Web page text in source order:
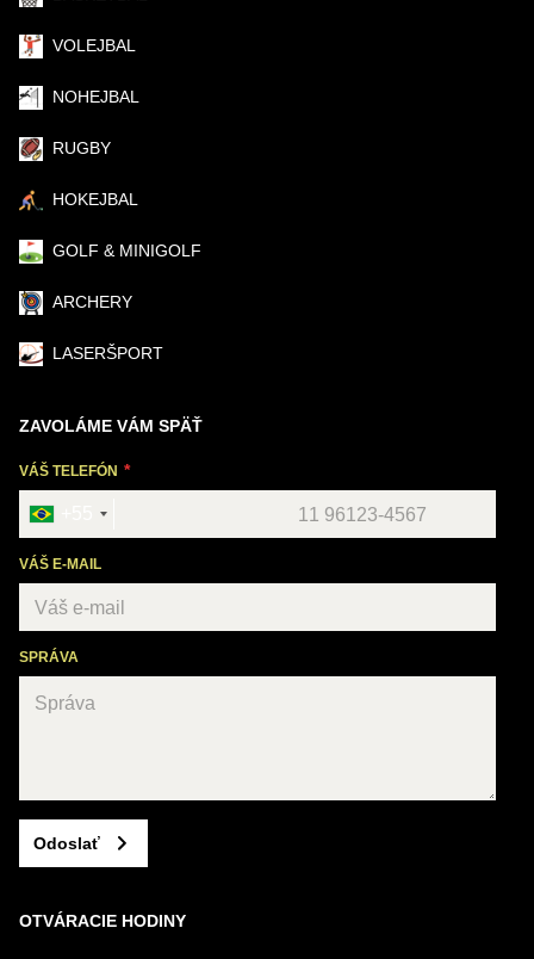
VOLEJBAL
NOHEJBAL
RUGBY
HOKEJBAL
GOLF & MINIGOLF
ARCHERY
LASERŠPORT
ZAVOLÁME VÁM SPÄŤ
VÁŠ TELEFÓN
VÁŠ E-MAIL
SPRÁVA
Odoslať
OTVÁRACIE HODINY